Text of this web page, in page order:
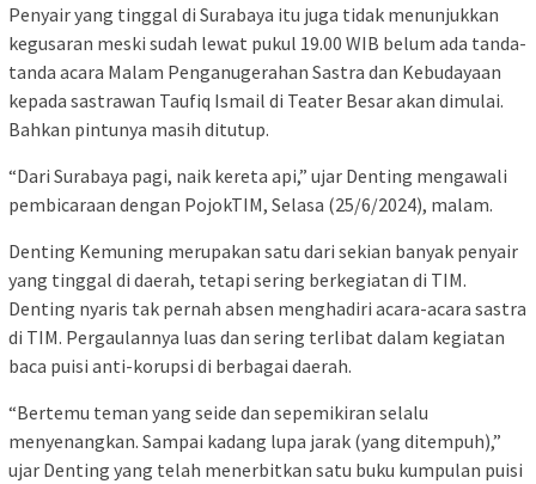
Penyair yang tinggal di Surabaya itu juga tidak menunjukkan
kegusaran meski sudah lewat pukul 19.00 WIB belum ada tanda-
tanda acara Malam Penganugerahan Sastra dan Kebudayaan
kepada sastrawan Taufiq Ismail di Teater Besar akan dimulai.
Bahkan pintunya masih ditutup.
“Dari Surabaya pagi, naik kereta api,” ujar Denting mengawali
pembicaraan dengan PojokTIM, Selasa (25/6/2024), malam.
Denting Kemuning merupakan satu dari sekian banyak penyair
yang tinggal di daerah, tetapi sering berkegiatan di TIM.
Denting nyaris tak pernah absen menghadiri acara-acara sastra
di TIM. Pergaulannya luas dan sering terlibat dalam kegiatan
baca puisi anti-korupsi di berbagai daerah.
“Bertemu teman yang seide dan sepemikiran selalu
menyenangkan. Sampai kadang lupa jarak (yang ditempuh),”
ujar Denting yang telah menerbitkan satu buku kumpulan puisi